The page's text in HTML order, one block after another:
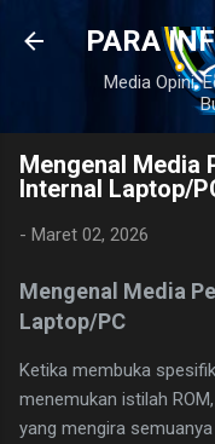
PARA
Media Opini,
Mengenal Media
Internal Laptop/
- Maret 02, 2026
Mengenal Media
Laptop/PC
Ketika membuka
menemukan istilah
yang mengira